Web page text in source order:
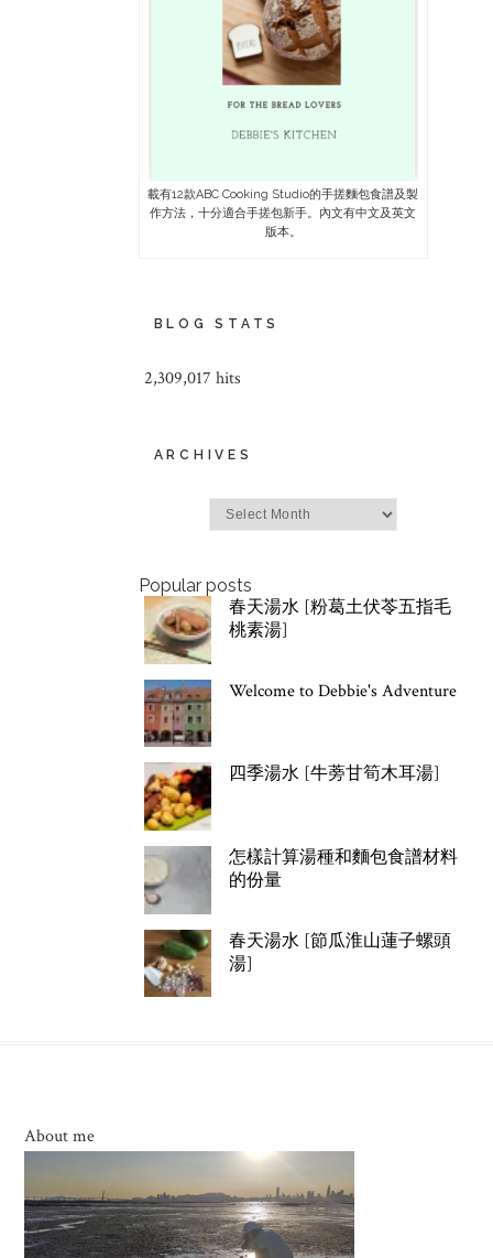
載有12款ABC Cooking Studio的手搓麵包食譜及製
作方法，十分適合手搓包新手。內文有中文及英文
版本。
BLOG STATS
2,309,017 hits
ARCHIVES
Popular posts
春天湯水 [粉葛土伏苓五指毛
桃素湯]
Welcome to Debbie's Adventure
四季湯水 [牛蒡甘筍木耳湯]
怎樣計算湯種和麵包食譜材料
的份量
春天湯水 [節瓜淮山蓮子螺頭
湯]
About me